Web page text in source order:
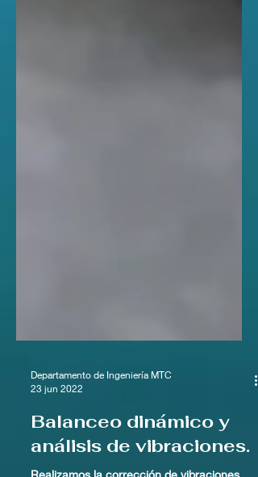
Departamento de Ingeniería MTC
Balanceo dinámico y
análisis de vibraciones.